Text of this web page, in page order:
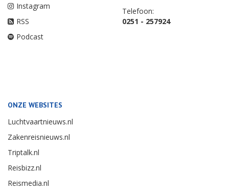
Instagram
RSS
Podcast
Telefoon:
0251 - 257924
ONZE WEBSITES
Luchtvaartnieuws.nl
Zakenreisnieuws.nl
Triptalk.nl
Reisbizz.nl
Reismedia.nl